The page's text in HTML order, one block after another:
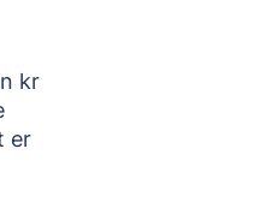
kr
er